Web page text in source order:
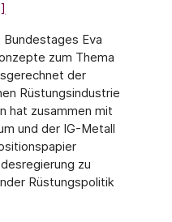
Eva
zum Thema
der
Rüstungsindustrie
hat zusammen mit
und der IG-Metall
zu
Rüstungspolitik